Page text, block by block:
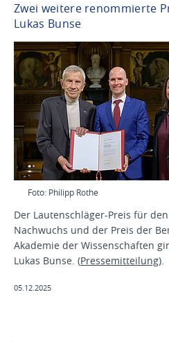
Zwei weitere renommierte
Lukas Bunse
Foto: Philipp Rothe
Der Lautenschläger-Preis für
Nachwuchs und der Preis der
Akademie der Wissenschaften
Lukas Bunse. (Pressemitteilung).
05.12.2025